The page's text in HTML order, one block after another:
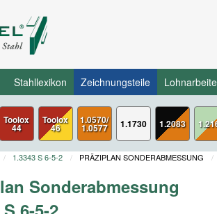
Stahllexikon Zeichnungsteile
Toolox
44
Toolox
46
1.0570/
1.0577 1.1730 1.2083
1.3343 S 6-5-2 PRÄZIPLAN SONDERABMESSUNG
Sonderabmessung